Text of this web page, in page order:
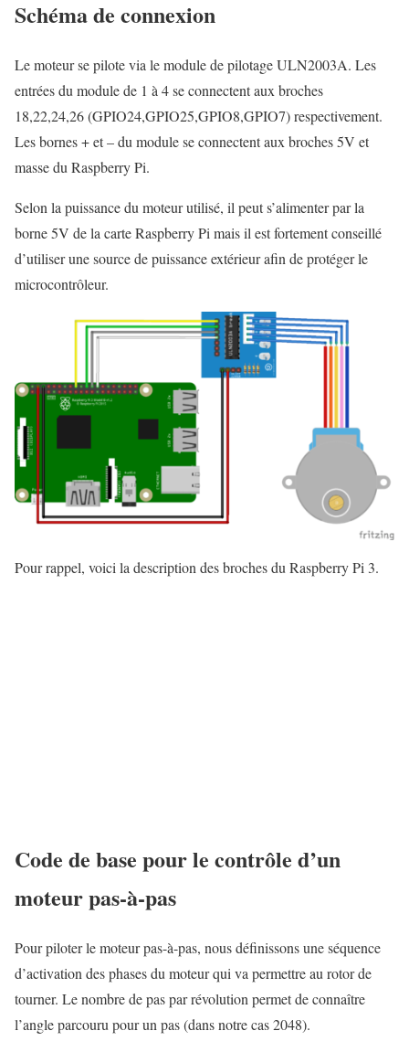
Schéma de connexion
Le moteur se pilote via le module de pilotage ULN2003A. Les
entrées du module de 1 à 4 se connectent aux broches
18,22,24,26 (GPIO24,GPIO25,GPIO8,GPIO7) respectivement.
Les bornes + et – du module se connectent aux broches 5V et
masse du Raspberry Pi.
Selon la puissance du moteur utilisé, il peut s’alimenter par la
borne 5V de la carte Raspberry Pi mais il est fortement conseillé
d’utiliser une source de puissance extérieur afin de protéger le
microcontrôleur.
Pour rappel, voici la description des broches du Raspberry Pi 3.
Code de base pour le contrôle d’un
moteur pas-à-pas
Pour piloter le moteur pas-à-pas, nous définissons une séquence
d’activation des phases du moteur qui va permettre au rotor de
tourner. Le nombre de pas par révolution permet de connaître
l’angle parcouru pour un pas (dans notre cas 2048).